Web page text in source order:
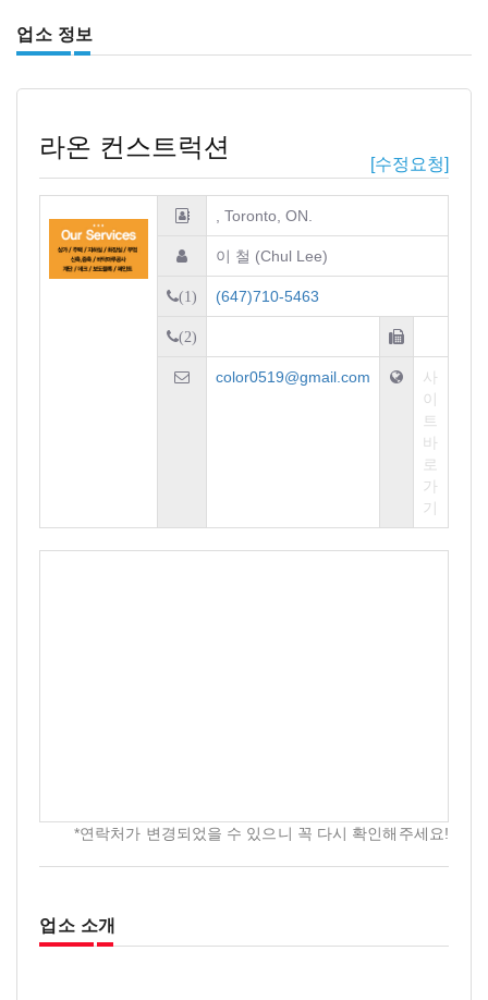
업소 정보
라온 컨스트럭션
[수정요청]
, Toronto, ON.
이 철 (Chul Lee)
(1) (647)710-5463
(2)
color0519@gmail.com
사
이
트
바
로
가
기
*연락처가 변경되었을 수 있으니 꼭 다시 확인해주세요!
업소 소개